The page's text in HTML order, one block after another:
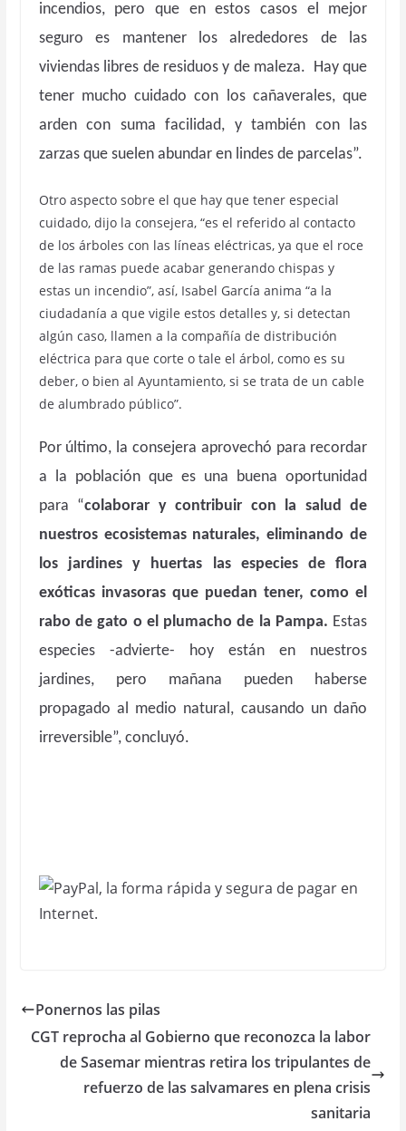
incendios, pero que en estos casos el mejor
seguro es mantener los alrededores de las
viviendas libres de residuos y de maleza. Hay que
tener mucho cuidado con los cañaverales, que
arden con suma facilidad, y también con las
zarzas que suelen abundar en lindes de parcelas”.
Otro aspecto sobre el que hay que tener especial
cuidado, dijo la consejera, “es el referido al contacto
de los árboles con las líneas eléctricas, ya que el roce
de las ramas puede acabar generando chispas y
estas un incendio”, así, Isabel García anima “a la
ciudadanía a que vigile estos detalles y, si detectan
algún caso, llamen a la compañía de distribución
eléctrica para que corte o tale el árbol, como es su
deber, o bien al Ayuntamiento, si se trata de un cable
de alumbrado público”.
Por último, la consejera aprovechó para recordar
a la población que es una buena oportunidad
para “colaborar y contribuir con la salud de
nuestros ecosistemas naturales, eliminando de
los jardines y huertas las especies de flora
exóticas invasoras que puedan tener, como el
rabo de gato o el plumacho de la Pampa. Estas
especies -advierte- hoy están en nuestros
jardines, pero mañana pueden haberse
propagado al medio natural, causando un daño
irreversible”, concluyó.
Ponernos las pilas
CGT reprocha al Gobierno que reconozca la labor
de Sasemar mientras retira los tripulantes de
refuerzo de las salvamares en plena crisis
sanitaria